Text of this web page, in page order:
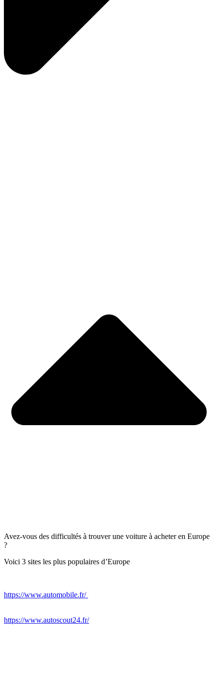
Avez-vous des difficultés à trouver une voiture à acheter en Europe
?
Voici 3 sites les plus populaires d’Europe
https://www.automobile.fr/
https://www.autoscout24.fr/